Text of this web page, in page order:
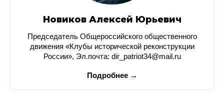
Новиков Алексей Юрьевич
Председатель Общероссийского общественного
движения «Клубы исторической реконструкции
России», Эл.почта: dir_patriot34@mail.ru
Подробнее →